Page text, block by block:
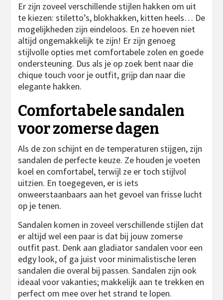
Er zijn zoveel verschillende stijlen hakken om uit
te kiezen: stiletto’s, blokhakken, kitten heels… De
mogelijkheden zijn eindeloos. En ze hoeven niet
altijd ongemakkelijk te zijn! Er zijn genoeg
stijlvolle opties met comfortabele zolen en goede
ondersteuning. Dus als je op zoek bent naar die
chique touch voor je outfit, grijp dan naar die
elegante hakken.
Comfortabele sandalen
voor zomerse dagen
Als de zon schijnt en de temperaturen stijgen, zijn
sandalen de perfecte keuze. Ze houden je voeten
koel en comfortabel, terwijl ze er toch stijlvol
uitzien. En toegegeven, er is iets
onweerstaanbaars aan het gevoel van frisse lucht
op je tenen.
Sandalen komen in zoveel verschillende stijlen dat
er altijd wel een paar is dat bij jouw zomerse
outfit past. Denk aan gladiator sandalen voor een
edgy look, of ga juist voor minimalistische leren
sandalen die overal bij passen. Sandalen zijn ook
ideaal voor vakanties; makkelijk aan te trekken en
perfect om mee over het strand te lopen.